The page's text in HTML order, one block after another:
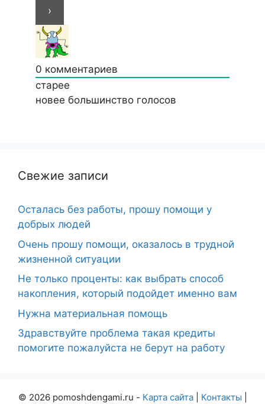
0 комментариев
старее
новее большинство голосов
Свежие записи
Осталась без работы, прошу помощи у
добрых людей
Очень прошу помощи, оказалось в трудной
жизненной ситуации
Не только проценты: как выбрать способ
накопления, который подойдет именно вам
Нужна материальная помощь
Здравствуйте проблема такая кредиты
помогите пожалуйста не берут на работу
© 2026 pomoshdengami.ru - Карта сайта| Контакты